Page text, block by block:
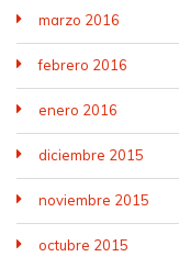
marzo 2016
febrero 2016
enero 2016
diciembre 2015
noviembre 2015
octubre 2015